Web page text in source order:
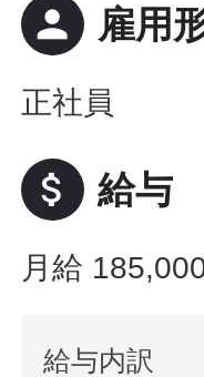
person 雇用
正社員
attach_money 給与
月給
給与内訳